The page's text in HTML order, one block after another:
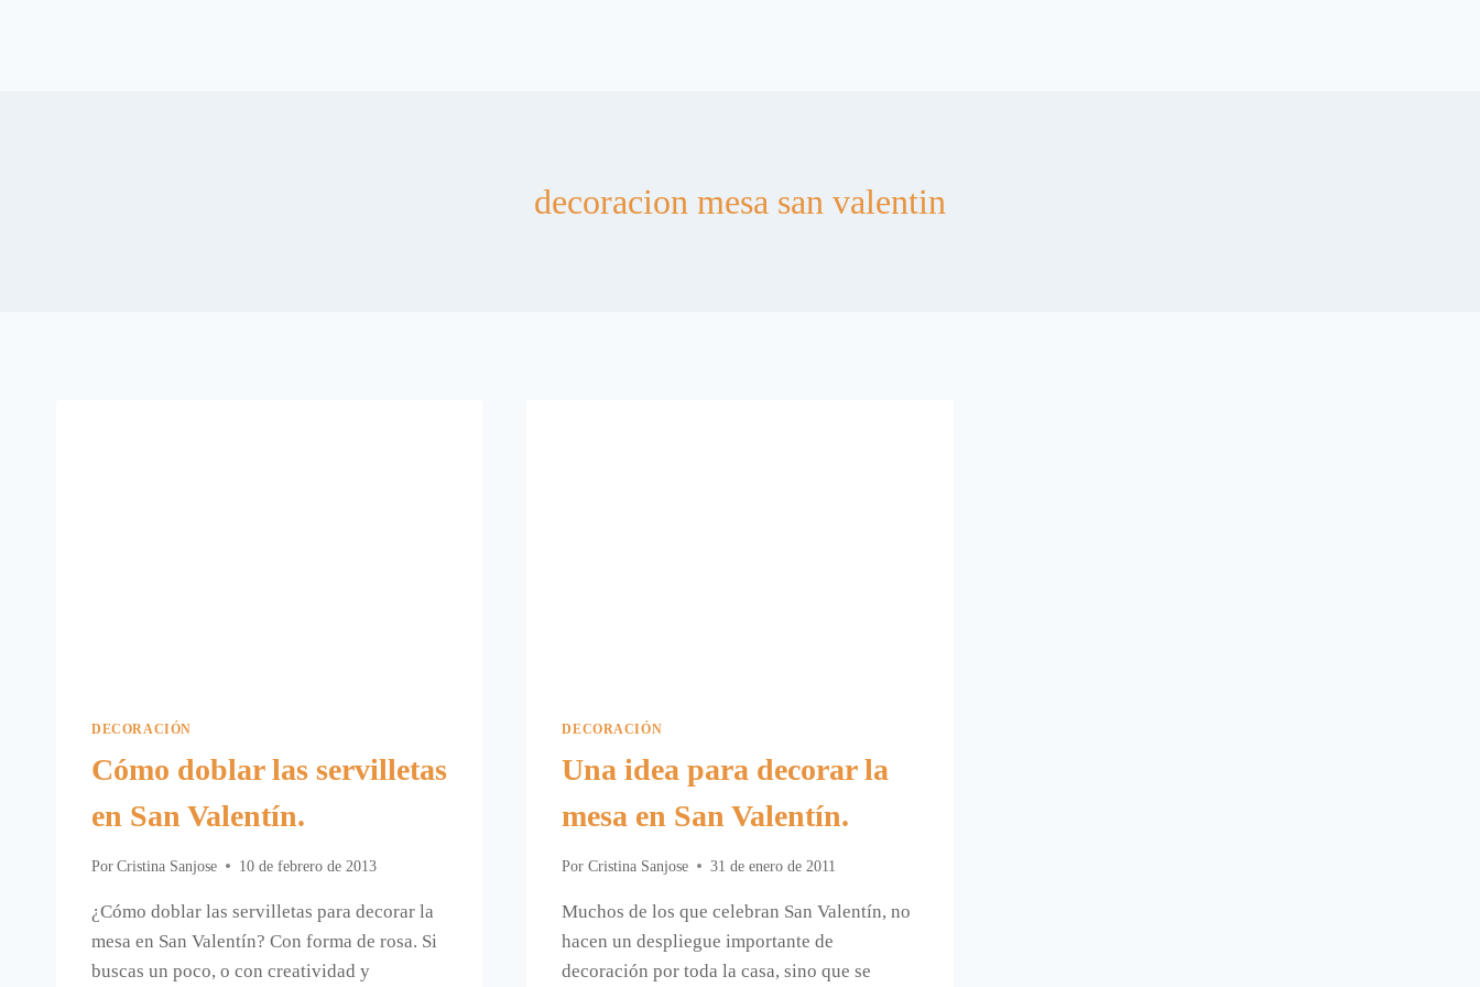
decoracion mesa san valentin
DECORACIÓN
Cómo doblar las servilletas
en San Valentín.
Por Cristina Sanjose 10 de febrero de 2013
¿Cómo doblar las servilletas para decorar la
mesa en San Valentín? Con forma de rosa. Si
buscas un poco, o con creatividad y
DECORACIÓN
Una idea para decorar la
mesa en San Valentín.
Por Cristina Sanjose 31 de enero de 2011
Muchos de los que celebran San Valentín, no
hacen un despliegue importante de
decoración por toda la casa, sino que se